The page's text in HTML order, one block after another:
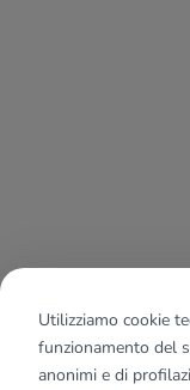
Utilizziamo cookie
funzionamento del
anonimi e di